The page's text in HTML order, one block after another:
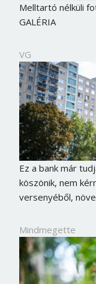
Melltartó nélküli
GALÉRIA
VG
Ez a bank már
köszönik, nem
versenyéből,
Mindmegette